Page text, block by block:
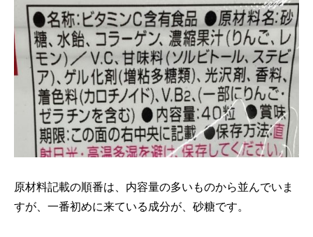
原材料記載の順番は、内容量の多いものから並んでいま
すが、一番初めに来ている成分が、砂糖です。